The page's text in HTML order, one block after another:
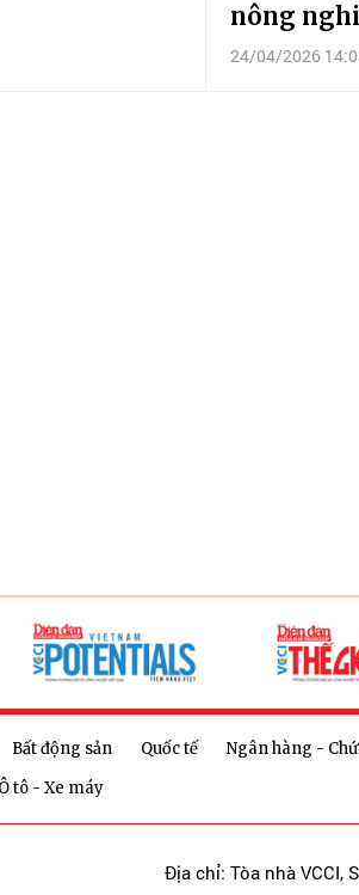
nông
24/04/2026
Bất động sản Quốc tế Ngân hàng -
Ô tô - Xe máy
Địa chỉ: Tòa nhà VCCI,